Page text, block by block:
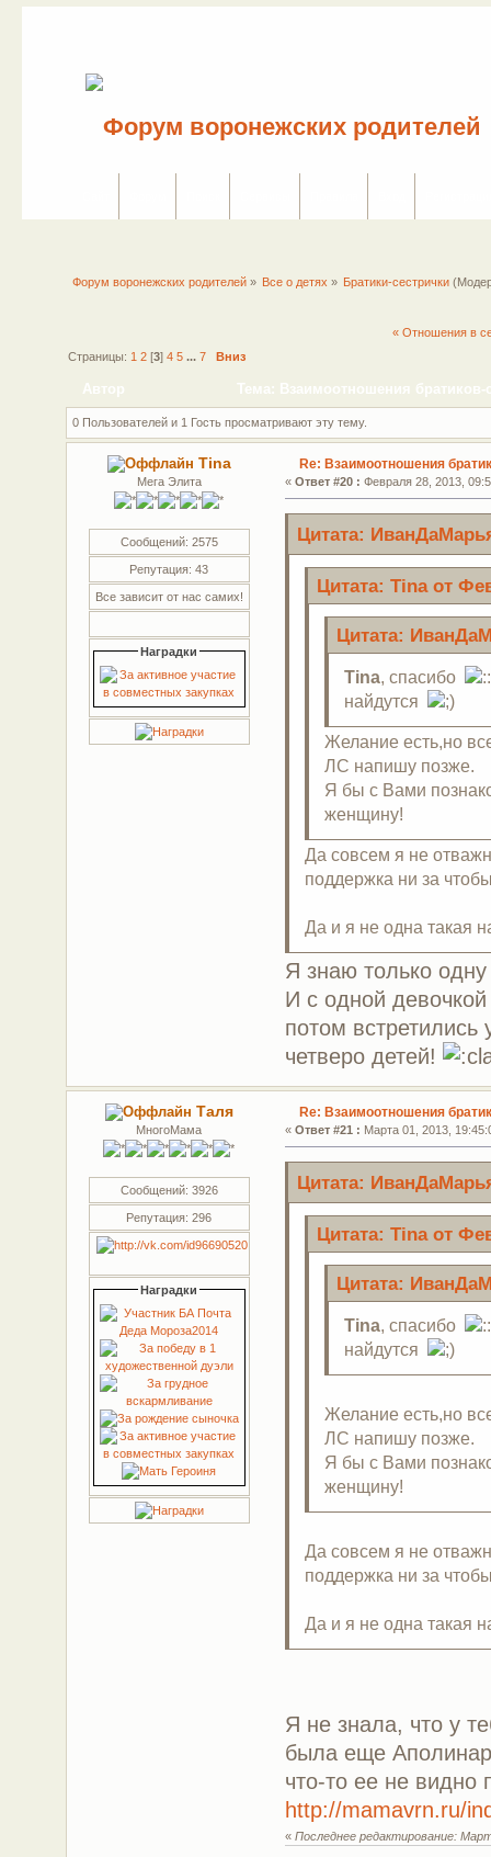
Форум воронежских родителей» Все о детях » Братики-сестрички
« Отношения в
Страницы: 1 2[3] 4 5 ... 7 Вниз
Автор Тема: Взаимоотношения братиков-
0 Пользователей и 1 Гость просматривают эту тему.
Tina
Мега Элита
Сообщений: 2575
Репутация: 43
Все зависит от нас самих!
Наградки
Re: Взаимоотношения
«Ответ #20 : Февраля 28, 2013,
Цитата:
Цитата: Tina от
Цитата:
Tina, спасибо
найдутся
Желание есть,но
ЛС напишу позже.
Я бы с Вами
женщину!
Да совсем я не
поддержка ни за
Да и я не одна такая
Я знаю только
И с одной
потом
четверо детей!
Таля
МногоМама
Сообщений: 3926
Репутация: 296
Наградки
Re: Взаимоотношения
«Ответ #21 : Марта 01, 2013,
Цитата:
Цитата: Tina от
Цитата:
Tina, спасибо
найдутся
Желание есть,но
ЛС напишу позже.
Я бы с Вами
женщину!
Да совсем я не
поддержка ни за
Да и я не одна такая
Я не знала, что у
была еще
что-то ее не
http://mamavrn.ru/
«Последнее редактирование: